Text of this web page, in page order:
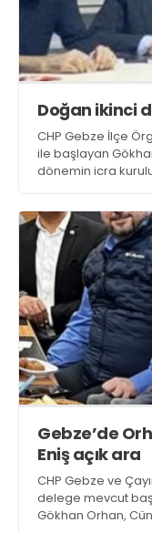
Doğan ikinci
CHP Gebze İlçe
ile başlayan
dönemin icra
Gebze’de
Eniş açık ara
CHP Gebze ve
delege mevcut
Gökhan Orhan,